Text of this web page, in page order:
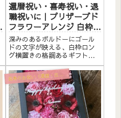
還暦祝い・喜寿祝い・退
職祝いに｜プリザーブド
フラワーアレンジ 白枠ロ
ング横置き〈ボルドー〉
ゴールド文字入れ
深みのあるボルドーにゴール
ドの文字が映える、白枠ロン
グ横置きの格調あるギフト。
白枠にプリザーブドフラワー
と造花をたっぷりアレンジし
ました。アクリルプレートへ
のメッセージ入れ無料。自立
するので壁かけでも置き型で
も飾れます。こんな方へ還暦
祝い（...
長寿のお祝い（還暦・古希・喜寿・米寿）